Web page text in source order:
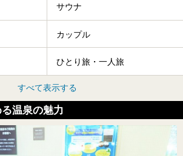
サウナ
カップル
ひとり旅・一人旅
すべて表示する
温泉の魅力